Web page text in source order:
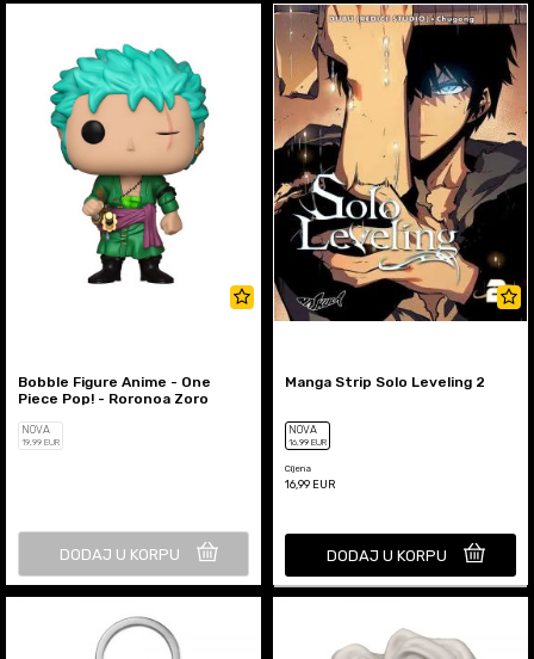
Bobble Figure Anime - One
Piece Pop! - Roronoa Zoro
NOVA
19,99 EUR
DODAJ U KORPU
Manga Strip Solo Leveling 2
NOVA
16,99 EUR
Cijena
16,99 EUR
DODAJ U KORPU